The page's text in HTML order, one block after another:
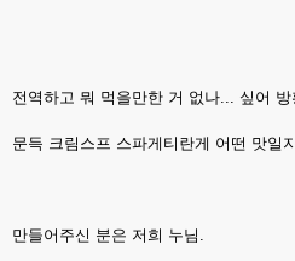
전역하고 뭐 먹을만한 거 없나... 싶어 방
문득 크림스프 스파게티란게 어떤 맛일
만들어주신 분은 저희 누님.